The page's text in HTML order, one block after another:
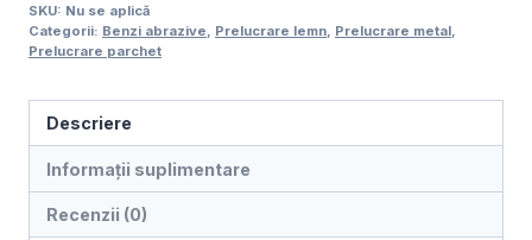
zirconiu
75
1500
mm,
Set
4
buc
SKU: Nu se aplică
Categorii: Benzi abrazive, Prelucrare lemn, Prelucrare metal,
Prelucrare parchet
Descriere
Informații suplimentare
Recenzii (0)